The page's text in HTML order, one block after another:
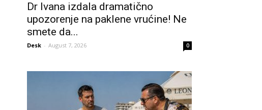
Dr Ivana izdala dramatično
upozorenje na paklene vrućine! Ne
smete da...
Desk - August 7, 2026 0